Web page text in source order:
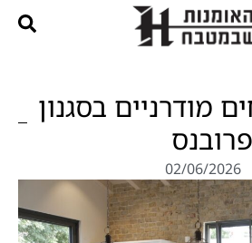
מודרניים בסגנון
פרובנס
02/06/2026